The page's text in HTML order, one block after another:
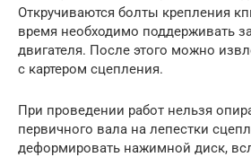
Откручиваются болты крепления
время необходимо поддерживать
двигателя. После этого можно
с картером сцепления.
При проведении работ нельзя
первичного вала на лепестки
деформировать нажимной диск,